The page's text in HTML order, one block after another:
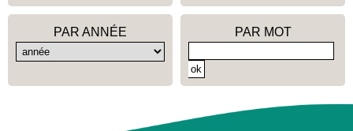
PAR ANNÉE PAR MOT